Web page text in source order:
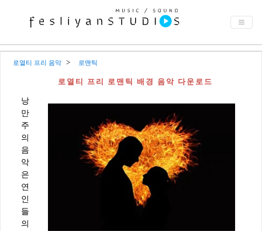
로열티 프리 음악 로맨틱
로열티 프리 로맨틱 배경 음악 다운로드
낭
만
주
의
음
악
은
연
인
들
의